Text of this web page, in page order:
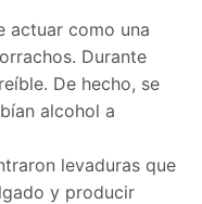
actuar como una
Durante
De hecho, se
alcohol a
levaduras que
y producir